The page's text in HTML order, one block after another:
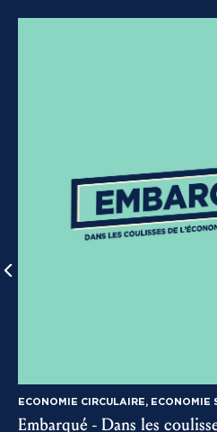
ECONOMIE CIRCULAIRE, ECONOMIE
Embarqué - Dans les